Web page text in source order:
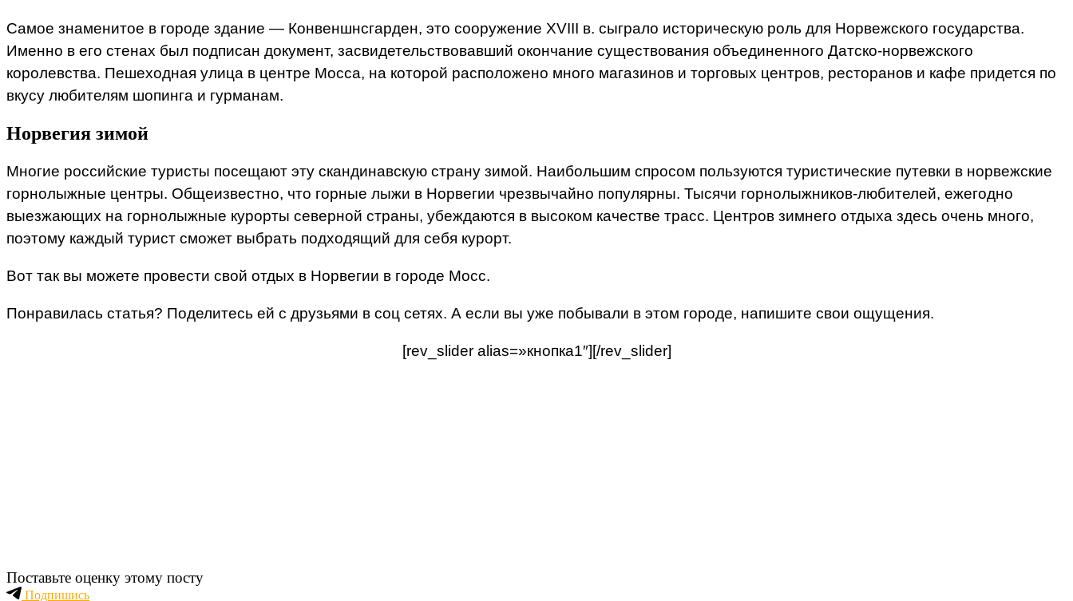
Самое знаменитое в городе здание — Конвеншнсгарден, это сооружение XVIII в. сыграло историческую роль для Норвежского государства.
Именно в его стенах был подписан документ, засвидетельствовавший окончание существования объединенного Датско-норвежского
королевства. Пешеходная улица в центре Мосса, на которой расположено много магазинов и торговых центров, ресторанов и кафе придется по
вкусу любителям шопинга и гурманам.
Норвегия зимой
Многие российские туристы посещают эту скандинавскую страну зимой. Наибольшим спросом пользуются туристические путевки в норвежские
горнолыжные центры. Общеизвестно, что горные лыжи в Норвегии чрезвычайно популярны. Тысячи горнолыжников-любителей, ежегодно
выезжающих на горнолыжные курорты северной страны, убеждаются в высоком качестве трасс. Центров зимнего отдыха здесь очень много,
поэтому каждый турист сможет выбрать подходящий для себя курорт.
Вот так вы можете провести свой отдых в Норвегии в городе Мосс.
Понравилась статья? Поделитесь ей с друзьями в соц сетях. А если вы уже побывали в этом городе, напишите свои ощущения.
[rev_slider alias=»кнопка1″][/rev_slider]
Поставьте оценку этому посту
Подпишись